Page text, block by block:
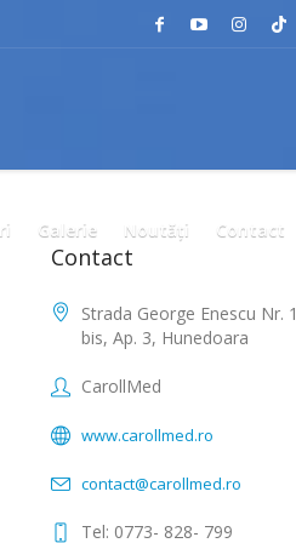
Galerie Noutăți Contact
Contact
Strada George Enescu Nr. 1
bis, Ap. 3, Hunedoara
CarollMed
www.carollmed.ro
contact@carollmed.ro
Tel: 0773- 828- 799